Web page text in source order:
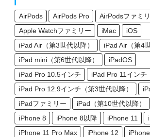
AirPods AirPods Pro
AirPodsファミ
Apple Watchファミリー
iMac
iOS
iPad Air（第3世代以降）
iPad Air（第4
iPad mini（第6世代以降）
iPadOS
iPad Pro 10.5インチ
iPad Pro 11インチ
iPad Pro 12.9インチ（第3世代以降）
iPadファミリー
iPad（第10世代以降）
iPhone 8
iPhone 8以降 iPhone 11
iPhone 11 Pro Max
iPhone 12